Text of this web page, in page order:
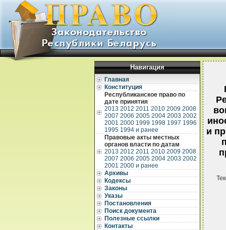
Навигация
Главная
Конституция
Республиканское право по
дате принятия
2013 2012 2011 2010 2009 2008
2007 2006 2005 2004 2003 2002
2001 2000 1999 1998 1997 1996
1995 1994 и ранее
Правовые акты местных
органов власти по датам
2013 2012 2011 2010 2009 2008
2007 2006 2005 2004 2003 2002
2001 2000 и ранее
Архивы
Кодексы
Законы
Указы
Постановления
Поиск документа
Полезные ссылки
Контакты
и